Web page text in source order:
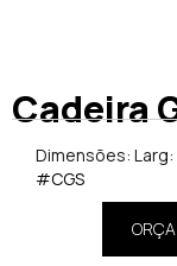
Cadeira
Dimensões: Larg:
#CGS